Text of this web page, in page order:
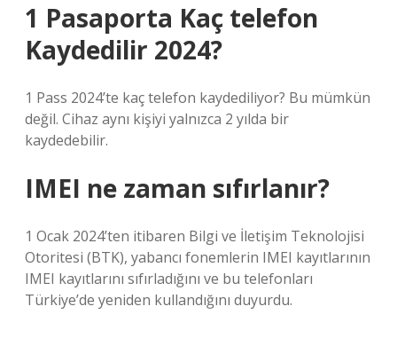
1 Pasaporta Kaç telefon
Kaydedilir 2024?
1 Pass 2024’te kaç telefon kaydediliyor? Bu mümkün
değil. Cihaz aynı kişiyi yalnızca 2 yılda bir
kaydedebilir.
IMEI ne zaman sıfırlanır?
1 Ocak 2024’ten itibaren Bilgi ve İletişim Teknolojisi
Otoritesi (BTK), yabancı fonemlerin IMEI kayıtlarının
IMEI kayıtlarını sıfırladığını ve bu telefonları
Türkiye’de yeniden kullandığını duyurdu.